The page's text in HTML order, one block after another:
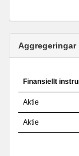
Aggregeringar
Finansiellt
Aktie
Aktie